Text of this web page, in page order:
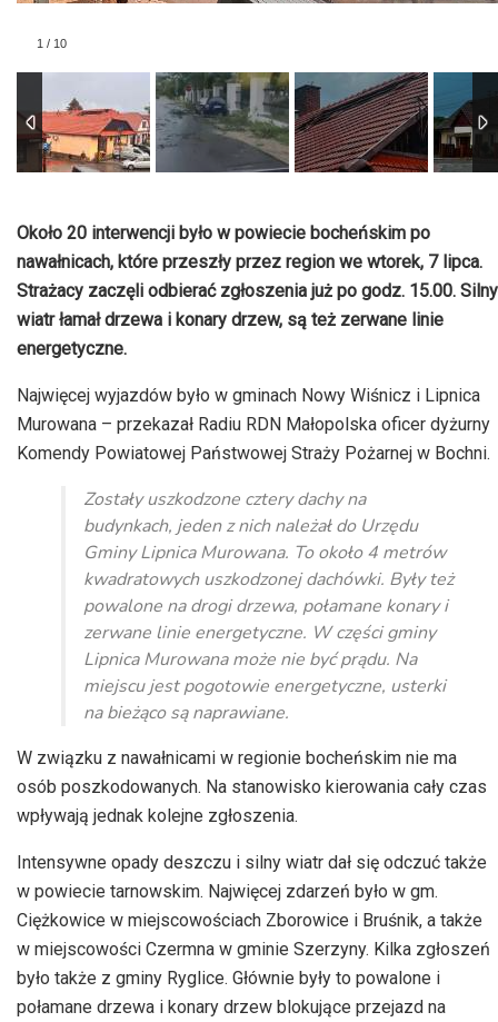
1 / 10
Około 20 interwencji było w powiecie bocheńskim po
nawałnicach, które przeszły przez region we wtorek, 7 lipca.
Strażacy zaczęli odbierać zgłoszenia już po godz. 15.00. Silny
wiatr łamał drzewa i konary drzew, są też zerwane linie
energetyczne.
Najwięcej wyjazdów było w gminach Nowy Wiśnicz i Lipnica
Murowana – przekazał Radiu RDN Małopolska oficer dyżurny
Komendy Powiatowej Państwowej Straży Pożarnej w Bochni.
Zostały uszkodzone cztery dachy na
budynkach, jeden z nich należał do Urzędu
Gminy Lipnica Murowana. To około 4 metrów
kwadratowych uszkodzonej dachówki. Były też
powalone na drogi drzewa, połamane konary i
zerwane linie energetyczne. W części gminy
Lipnica Murowana może nie być prądu. Na
miejscu jest pogotowie energetyczne, usterki
na bieżąco są naprawiane.
W związku z nawałnicami w regionie bocheńskim nie ma
osób poszkodowanych. Na stanowisko kierowania cały czas
wpływają jednak kolejne zgłoszenia.
Intensywne opady deszczu i silny wiatr dał się odczuć także
w powiecie tarnowskim. Najwięcej zdarzeń było w gm.
Ciężkowice w miejscowościach Zborowice i Bruśnik, a także
w miejscowości Czermna w gminie Szerzyny. Kilka zgłoszeń
było także z gminy Ryglice. Głównie były to powalone i
połamane drzewa i konary drzew blokujące przejazd na